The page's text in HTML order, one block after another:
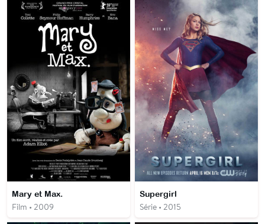
Mary et Max.
Film • 2009
Supergirl
Série • 2015